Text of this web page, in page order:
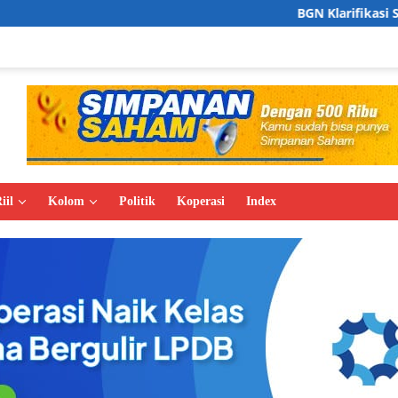
BGN Klarifikasi Soal Pembukaan
Kolom Politik Koperasi Index